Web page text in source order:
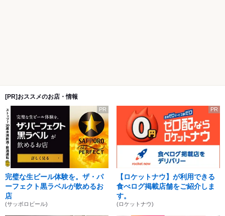
[PR]おススメのお店・情報
PR
完璧な生ビール体験を。ザ・パ
ーフェクト黒ラベルが飲めるお
店
(サッポロビール)
PR
【ロケットナウ】が利用できる
食べログ掲載店舗をご紹介しま
す。
(ロケットナウ)